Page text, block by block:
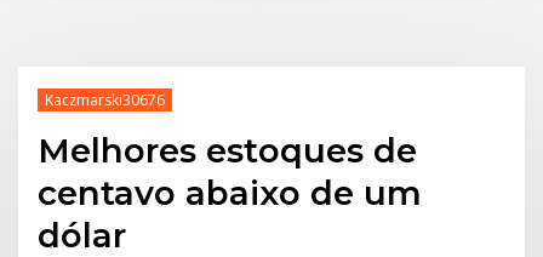
Kaczmarski30676
Melhores estoques de
centavo abaixo de um
dólar